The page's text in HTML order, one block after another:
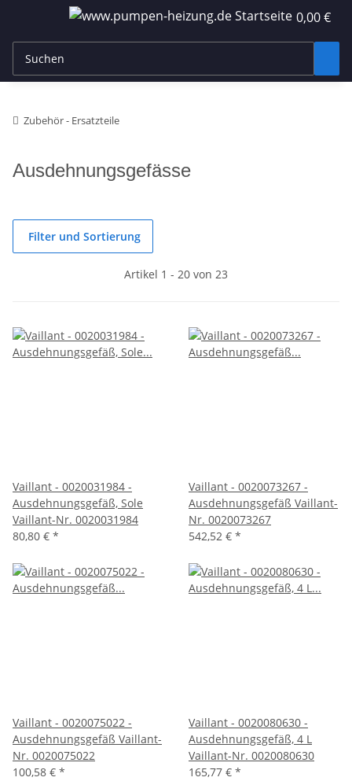
0,00 €
Zubehör - Ersatzteile
Ausdehnungsgefässe
Filter und Sortierung
Artikel 1 - 20 von 23
Vaillant - 0020031984 -
Ausdehnungsgefäß, Sole
Vaillant-Nr. 0020031984
80,80 € *
Vaillant - 0020073267 -
Ausdehnungsgefäß Vaillant-
Nr. 0020073267
542,52 € *
Vaillant - 0020075022 -
Ausdehnungsgefäß Vaillant-
Nr. 0020075022
100,58 € *
Vaillant - 0020080630 -
Ausdehnungsgefäß, 4 L
Vaillant-Nr. 0020080630
165,77 € *